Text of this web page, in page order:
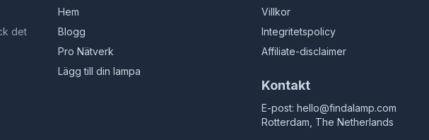
det
Hem
Blogg
Pro Nätverk
Lägg till din lampa
Villkor
Integritetspolicy
Affiliate-disclaimer
Kontakt
E-post: hello@findalamp.com
Rotterdam, The Netherlands